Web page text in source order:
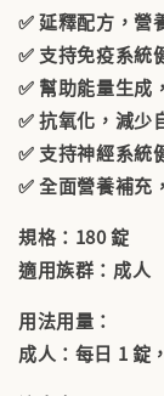
✅ 延釋配方，營
✅ 支持免疫系統
✅ 幫助能量生成
✅ 抗氧化，減少
✅ 支持神經系統
✅ 全面營養補充
規格：180 錠
適用族群 ：成人
用法用量 ：
成人：每日 1 錠